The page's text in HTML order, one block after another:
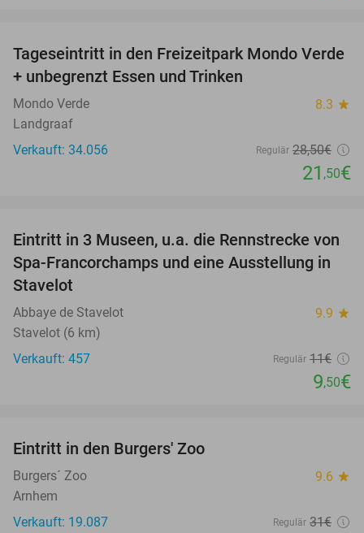
25%
Tageseintritt in den Freizeitpark Mondo Verde
+ unbegrenzt Essen und Trinken
Mondo Verde 8.3 star
Landgraaf
Verkauft: 34.056
Regulär 28,50€
21 ,50€
14%
Eintritt in 3 Museen, u.a. die Rennstrecke von
Spa-Francorchamps und eine Ausstellung in
Stavelot
Abbaye de Stavelot 9.9 star
Stavelot (6 km)
Verkauft: 457
Regulär 11€
9,50€
Eintritt in den Burgers' Zoo
Burgers´ Zoo 9.6 star
Arnhem
Verkauft: 19.087
Regulär 31€